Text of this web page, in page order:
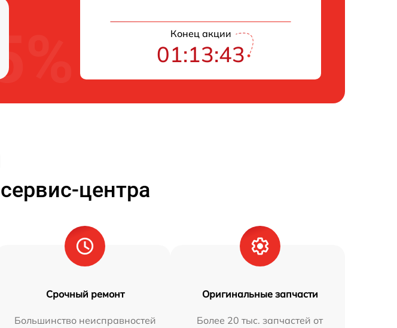
Конец акции
01:13:42
центра
Срочный ремонт
Большинство неисправностей
Оригинальные запчасти
Более 20 тыс. запчастей от